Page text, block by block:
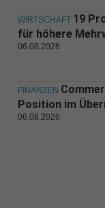
WIRTSCHAFT 19
für höhere
06.08.2026
FINANZEN
Position im
06.08.2026